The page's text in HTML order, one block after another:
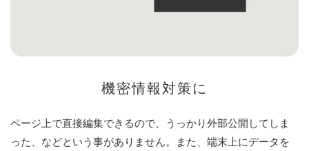
機密情報対策に
ページ上で直接編集できるので、うっかり外部公開してしま
った、などという事がありません。また、端末上にデータを